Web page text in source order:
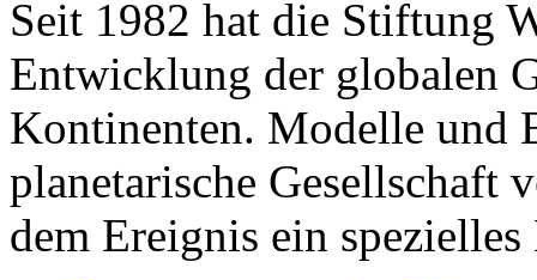
Seit 1982 hat die Stiftung
Entwicklung der globalen
Kontinenten. Modelle und
planetarische Gesellschaft
dem Ereignis ein